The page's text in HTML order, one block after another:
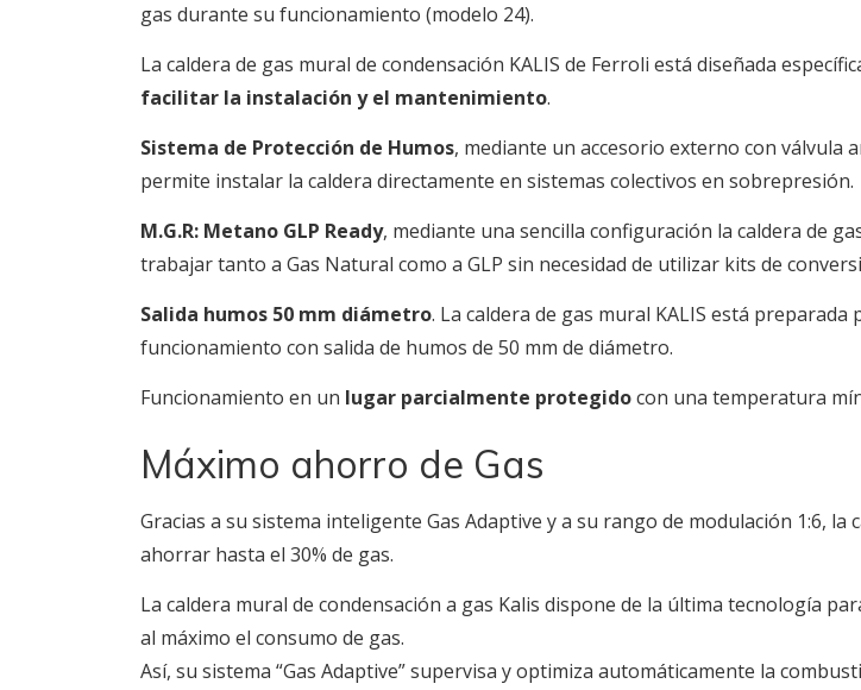
gas durante su funcionamiento (modelo 24).
La caldera de gas mural de condensación KALIS de Ferroli está diseñada
facilitar la instalación y el mantenimiento.
Sistema de Protección de Humos, mediante un accesorio externo con válvula
permite instalar la caldera directamente en sistemas colectivos en sobrepresión.
M.G.R: Metano GLP Ready, mediante una sencilla configuración la caldera de
trabajar tanto a Gas Natural como a GLP sin necesidad de utilizar kits de
Salida humos 50 mm diámetro. La caldera de gas mural KALIS está preparada
funcionamiento con salida de humos de 50 mm de diámetro.
Funcionamiento en un lugar parcialmente protegidocon una temperatura
Máximo ahorro de Gas
Gracias a su sistema inteligente Gas Adaptive y a su rango de modulación 1:6, la
ahorrar hasta el 30% de gas.
La caldera mural de condensación a gas Kalis dispone de la última tecnología
al máximo el consumo de gas.
Así, su sistema “Gas Adaptive” supervisa y optimiza automáticamente la